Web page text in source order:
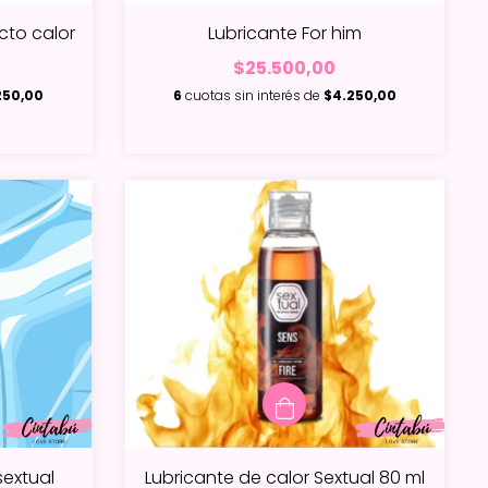
calor
Lubricante For him
$25.500,00
6 cuotas sin interés de $4.250,00
Lubricante de calor Sextual 80 ml